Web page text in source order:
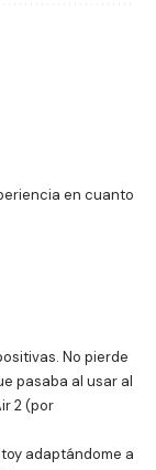
en cuanto
No pierde
pasaba al usar al
2 (por
adaptándome a